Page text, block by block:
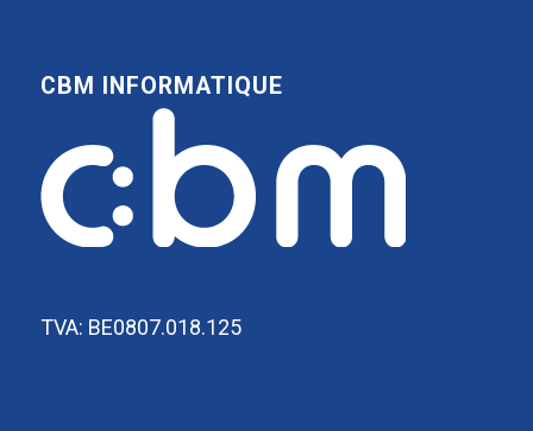
CBM INFORMATIQUE
TVA: BE0807.018.125